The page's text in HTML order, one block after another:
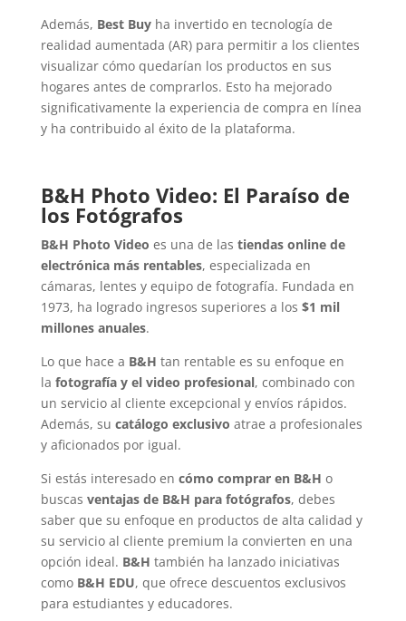
Además, Best Buyha invertido en tecnología de
realidad aumentada (AR) para permitir a los clientes
visualizar cómo quedarían los productos en sus
hogares antes de comprarlos. Esto ha mejorado
significativamente la experiencia de compra en línea
y ha contribuido al éxito de la plataforma.
B&H Photo Video: El Paraíso de
los Fotógrafos
B&H Photo Video es una de las tiendas online de
electrónica más rentables, especializada en
cámaras, lentes y equipo de fotografía. Fundada en
1973, ha logrado ingresos superiores a los $1 mil
millones anuales.
Lo que hace a B&H tan rentable es su enfoque en
la fotografía y el video profesional, combinado con
un servicio al cliente excepcional y envíos rápidos.
Además, su catálogo exclusivo atrae a profesionales
y aficionados por igual.
Si estás interesado en cómo comprar en B&H o
buscas ventajas de B&H para fotógrafos, debes
saber que su enfoque en productos de alta calidad y
su servicio al cliente premium la convierten en una
opción ideal. B&H también ha lanzado iniciativas
como B&H EDU, que ofrece descuentos exclusivos
para estudiantes y educadores.